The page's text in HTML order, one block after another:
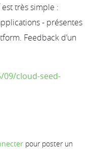
très simple :
- présentes
Feedback d’un
09/cloud-seed-
pour poster un